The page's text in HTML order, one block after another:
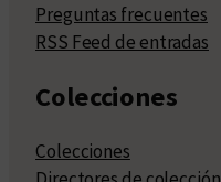
Preguntas frecuentes
RSS Feed de entradas
Colecciones
Colecciones